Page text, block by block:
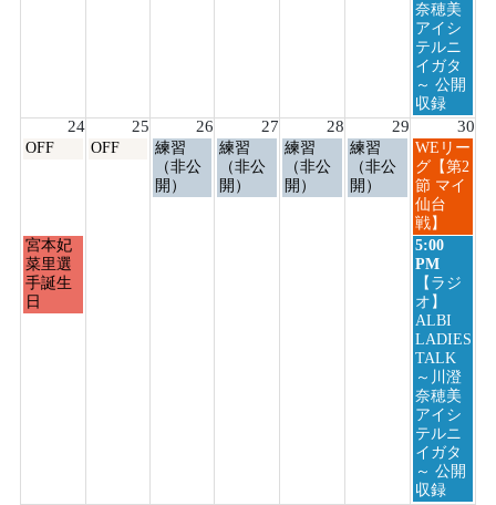
奈穂美
アイシ
テルニ
イガタ
～ 公開
収録
24 25 26 27 28 29 30
月
24th
2026
OFF
火
OFF
水
曜
日,
練習
（非公
開）
木
曜
日,
練習
（非公
開）
金
曜
日,
練習
（非公
開）
土
曜
日,
練習
（非公
開）
日
曜
日,
8
月
30th
2026
WEリー
グ【第2
節 マイ
仙台
戦】
月
曜
日,
8
宮本妃
菜里選
手誕生
日
日
曜
日,
8
月
30th
2026
5:00
PM
【ラジ
オ】
ALBI
LADIES
TALK
～川澄
奈穂美
アイシ
テルニ
イガタ
～ 公開
収録